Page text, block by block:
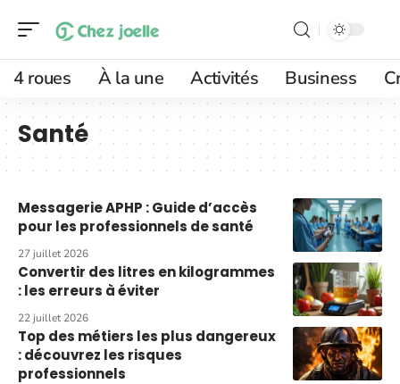
4 roues À la une Activités Business
Santé
Messagerie APHP : Guide d’accès
pour les professionnels de santé
27 juillet 2026
Convertir des litres en kilogrammes
: les erreurs à éviter
22 juillet 2026
Top des métiers les plus dangereux
: découvrez les risques
professionnels